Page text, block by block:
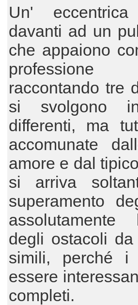
Un'
davanti ad un
che appaiono
raccontando tre
si svolgono
differenti, ma
accomunate
amore e dal
si arriva
superamento
assolutamente
degli ostacoli
simili, perché i
essere
completi.